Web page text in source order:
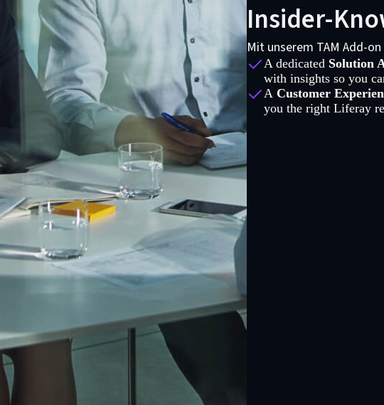
Insider-
Mit unserem TAM Add-
A dedicated Solution
with insights so you
A Customer
you the right Liferay